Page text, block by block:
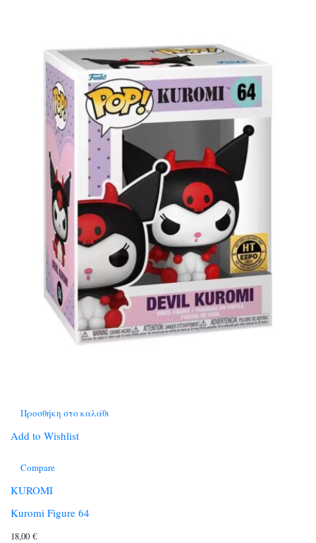
Προσθήκη στο καλάθι
Add to Wishlist
Compare
KUROMI
Kuromi Figure 64
18,00 €